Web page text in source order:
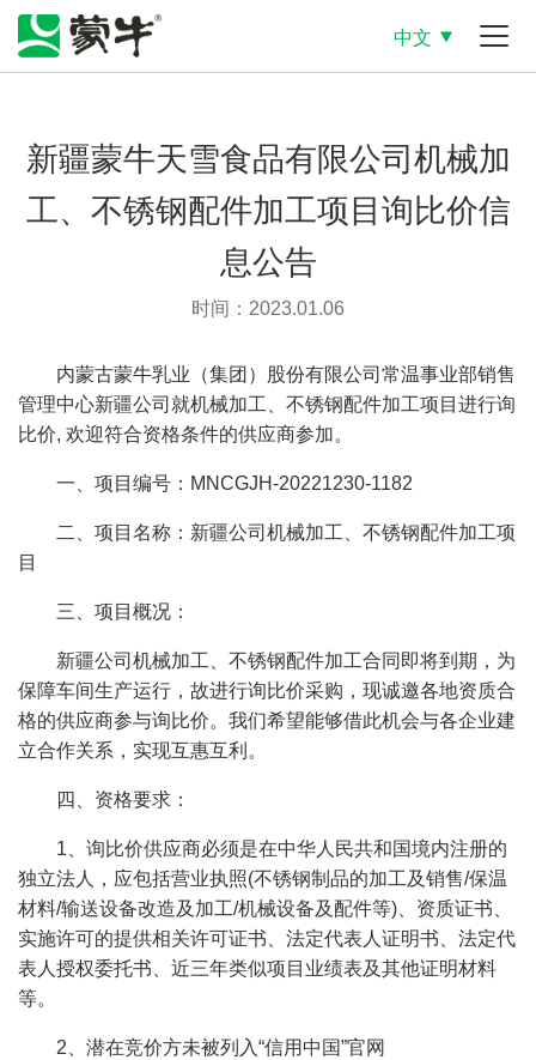
中文
新疆蒙牛天雪食品有限公司机械加
工、不锈钢配件加工项目询比价信
息公告
时间：2023.01.06
内蒙古蒙牛乳业（集团）股份有限公司常温事业部销售
管理中心新疆公司就机械加工、不锈钢配件加工项目进行询
比价, 欢迎符合资格条件的供应商参加。
一、项目编号：MNCGJH-20221230-1182
二、项目名称：新疆公司机械加工、不锈钢配件加工项
目
三、项目概况：
新疆公司机械加工、不锈钢配件加工合同即将到期，为
保障车间生产运行，故进行询比价采购，现诚邀各地资质合
格的供应商参与询比价。我们希望能够借此机会与各企业建
立合作关系，实现互惠互利。
四、资格要求：
1、询比价供应商必须是在中华人民共和国境内注册的
独立法人，应包括营业执照(不锈钢制品的加工及销售/保温
材料/输送设备改造及加工/机械设备及配件等)、资质证书、
实施许可的提供相关许可证书、法定代表人证明书、法定代
表人授权委托书、近三年类似项目业绩表及其他证明材料
等。
2、潜在竞价方未被列入“信用中国”官网